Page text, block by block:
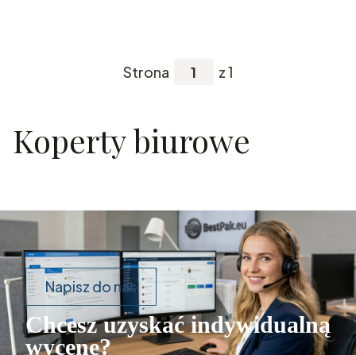
Strona z 1
Koperty biurowe
Napisz do nas
Chcesz uzyskać indywidualną
wycenę?